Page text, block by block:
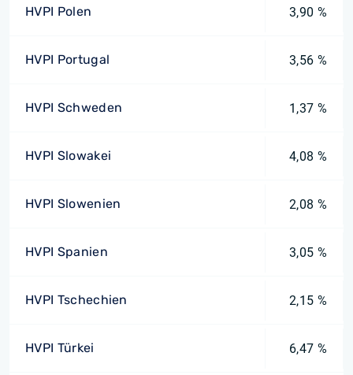
HVPI Polen 3,90 %
HVPI Portugal 3,56 %
HVPI Schweden 1,37 %
HVPI Slowakei 4,08 %
HVPI Slowenien 2,08 %
HVPI Spanien 3,05 %
HVPI Tschechien 2,15 %
HVPI Türkei 6,47 %